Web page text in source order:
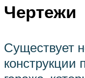
Чертежи
Существует
конструкции